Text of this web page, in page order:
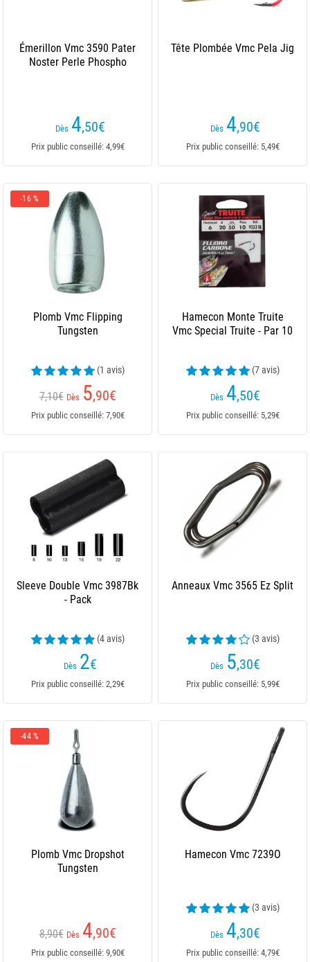
Émerillon Vmc 3590 Pater
Noster Perle Phospho
Dès 4,50€
Prix public conseillé: 4,99€
Tête Plombée Vmc Pela Jig
Dès 4,90€
Prix public conseillé: 5,49€
-16 %
Plomb Vmc Flipping
Tungsten
(1 avis)
7,10€ Dès 5,90€
Prix public conseillé: 7,90€
Hamecon Monte Truite
Vmc Special Truite - Par 10
(7 avis)
Dès 4,50€
Prix public conseillé: 5,29€
Sleeve Double Vmc 3987Bk
- Pack
(4 avis)
Dès 2€
Prix public conseillé: 2,29€
Anneaux Vmc 3565 Ez Split
(3 avis)
Dès 5,30€
Prix public conseillé: 5,99€
-44 %
Plomb Vmc Dropshot
Tungsten
8,90€ Dès 4,90€
Prix public conseillé: 9,90€
Hamecon Vmc 7239O
(3 avis)
Dès 4,30€
Prix public conseillé: 4,79€